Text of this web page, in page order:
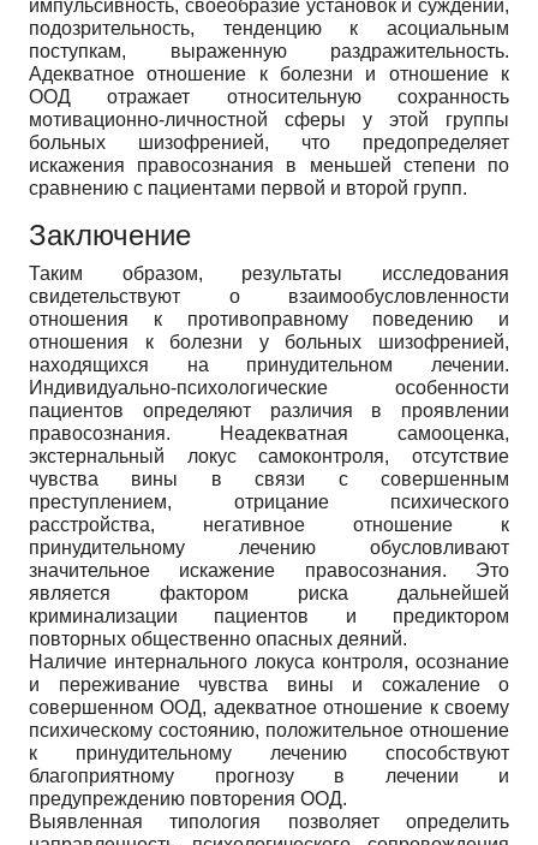
импульсивность, своеобразие установок и суждений,
подозрительность, тенденцию к асоциальным
поступкам, выраженную раздражительность.
Адекватное отношение к болезни и отношение к
ООД отражает относительную сохранность
мотивационно-личностной сферы у этой группы
больных шизофренией, что предопределяет
искажения правосознания в меньшей степени по
сравнению с пациентами первой и второй групп.
Заключение
Таким образом, результаты исследования
свидетельствуют о взаимообусловленности
отношения к противоправному поведению и
отношения к болезни у больных шизофренией,
находящихся на принудительном лечении.
Индивидуально-психологические особенности
пациентов определяют различия в проявлении
правосознания. Неадекватная самооценка,
экстернальный локус самоконтроля, отсутствие
чувства вины в связи с совершенным
преступлением, отрицание психического
расстройства, негативное отношение к
принудительному лечению обусловливают
значительное искажение правосознания. Это
является фактором риска дальнейшей
криминализации пациентов и предиктором
повторных общественно опасных деяний.
Наличие интернального локуса контроля, осознание
и переживание чувства вины и сожаление о
совершенном ООД, адекватное отношение к своему
психическому состоянию, положительное отношение
к принудительному лечению способствуют
благоприятному прогнозу в лечении и
предупреждению повторения ООД.
Выявленная типология позволяет определить